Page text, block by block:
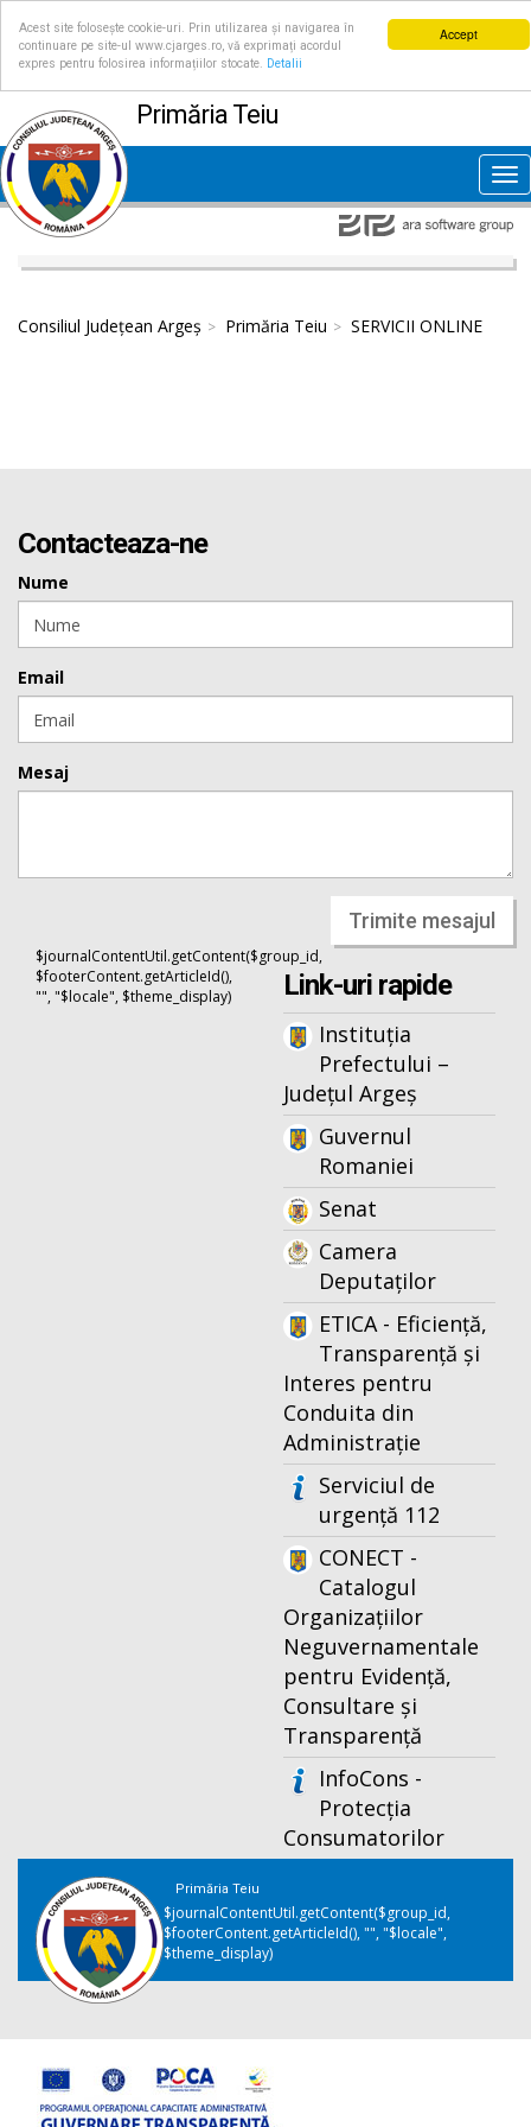
Accept
Acest site folosește cookie-uri. Prin utilizarea și navigarea în
continuare pe site-ul www.cjarges.ro, vă exprimați acordul
expres pentru folosirea informațiilor stocate.
Detalii
Primăria Teiu
Consiliul Județean Argeș Primăria Teiu SERVICII ONLINE
Contacteaza-ne
Nume
Email
Mesaj
Trimite mesajul
$journalContentUtil.getContent($group_id,
$footerContent.getArticleId(),
"", "$locale", $theme_display)
Link-uri rapide
Instituția
Prefectului –
Județul Argeș
Guvernul
Romaniei
Senat
Camera
Deputaților
ETICA - Eficiență,
Transparență și
Interes pentru
Conduita din
Administrație
Serviciul de
urgență 112
CONECT -
Catalogul
Organizațiilor
Neguvernamentale
pentru Evidență,
Consultare și
Transparență
InfoCons -
Protecția
Consumatorilor
Primăria Teiu
$journalContentUtil.getContent($group_id,
$footerContent.getArticleId(), "", "$locale",
$theme_display)